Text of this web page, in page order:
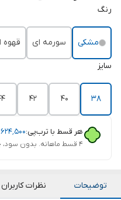
رنگ
مشکی سورمه ای قهوه
سایز
38
40
42
هر قسط با ترب‌پی:۶۲۴٬۵۰۰
۴ قسط ماهانه. بدون سود، چک و ضامن.
توضیحات نظرات کاربران